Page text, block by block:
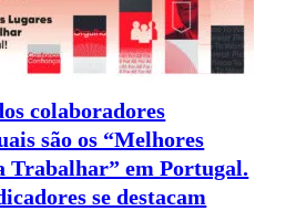
colaboradores
são os “Melhores
Trabalhar” em Portugal.
se destacam